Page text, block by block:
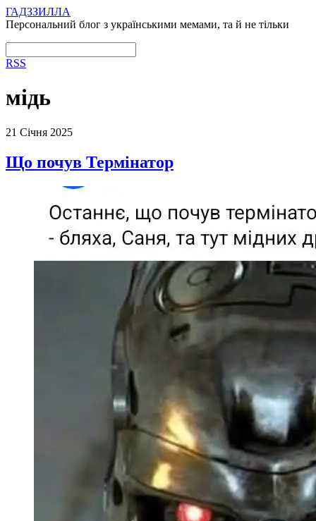
ГАДЗЗИЛЛА
Персональний блог з українськими мемами, та й не тільки
RSS
мідь
21 Січня 2025
Що почув Термінатор